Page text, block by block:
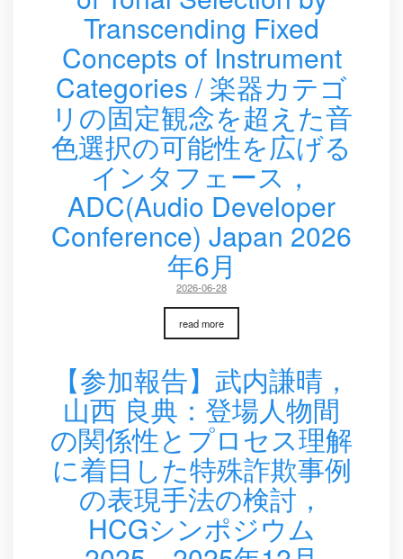
Transcending Fixed
Concepts of Instrument
Categories / 楽器カテゴ
リの固定観念を超えた音
色選択の可能性を広げる
インタフェース，
ADC(Audio Developer
Conference) Japan 2026
年6月
2026-06-28
read more
【参加報告】武内謙晴，
山西 良典：登場人物間
の関係性とプロセス理解
に着目した特殊詐欺事例
の表現手法の検討，
HCGシンポジウム